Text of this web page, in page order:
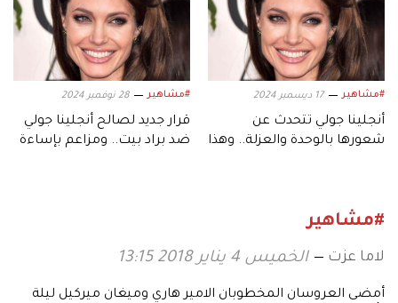
#مشاهير 17 ديسمبر 2024
أنجلينا جولي تتحدث عن
شعورها بالوحدة والعزلة.. وهذا
#مشاهير 28 نوفمبر 2024
قرار جديد لصالح أنجلينا جولي
ضد براد بيت.. ومزاعم بإساءة
#مشاهير
لاما عزت الخميس 4 يناير 2018 13:15
أمضى العروسان المخطوبان الامير هاري وميغان ميركيل ليلة